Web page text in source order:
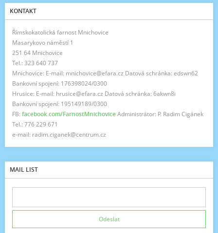
KONTAKT
Římskokatolická farnost Mnichovice
Masarykovo náměstí 1
251 64 Mnichovice
Tel.: 323 640 737
Mnichovice: E-mail: mnichovice@efara.cz Datová schránka: edswn62
Bankovní spojení: 176398024/0300
Hrusice: E-mail: hrusice@efara.cz Datová schránka: 6akwn8i
Bankovní spojení: 195149189/0300
FB: facebook.com/FarnostMnichoviceAdministrátor: P. Radim Cigánek
Tel.: 776 229 671
e-mail: radim.ciganek@centrum.cz
MAIL LIST